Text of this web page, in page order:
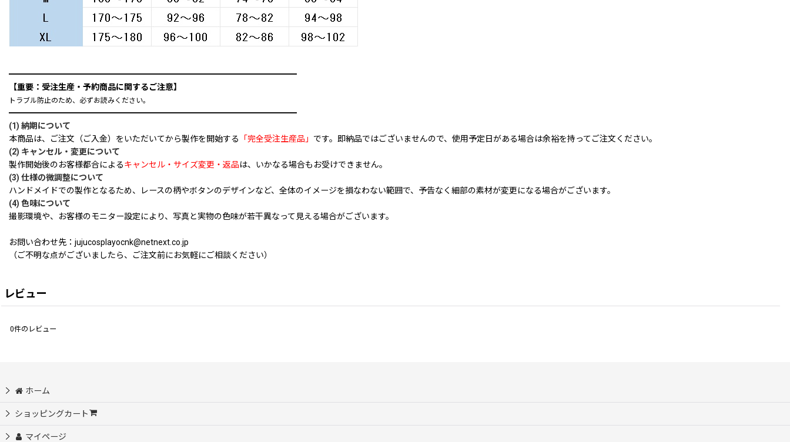
━━━━━━━━━━━━━━━━━━━━━━━━━━━━━━━━━━━
【重要：受注生産・予約商品に関するご注意】
トラブル防止のため、必ずお読みください。
━━━━━━━━━━━━━━━━━━━━━━━━━━━━━━━━━━━
(1) 納期について
本商品は、ご注文（ご入金）をいただいてから製作を開始する
「完全受注生産品」 です。即納品ではございませんので、使用予定日がある場合は余裕を持ってご注文ください。
(2) キャンセル・変更について
製作開始後のお客様都合によるキャンセル・サイズ変更・返品は、いかなる場合もお受けできません。
(3) 仕様の微調整について
ハンドメイドでの製作となるため、レースの柄やボタンのデザインなど、全体のイメージを損なわない範囲で、予告なく細部の素材が変更になる場合がございます。
(4) 色味について
撮影環境や、お客様のモニター設定により、写真と実物の色味が若干異なって見える場合がございます。
お問い合わせ先：jujucosplayocnk@netnext.co.jp
（ご不明な点がございましたら、ご注文前にお気軽にご相談ください）
レビュー
0件のレビュー
ホーム
ショッピングカート
マイページ